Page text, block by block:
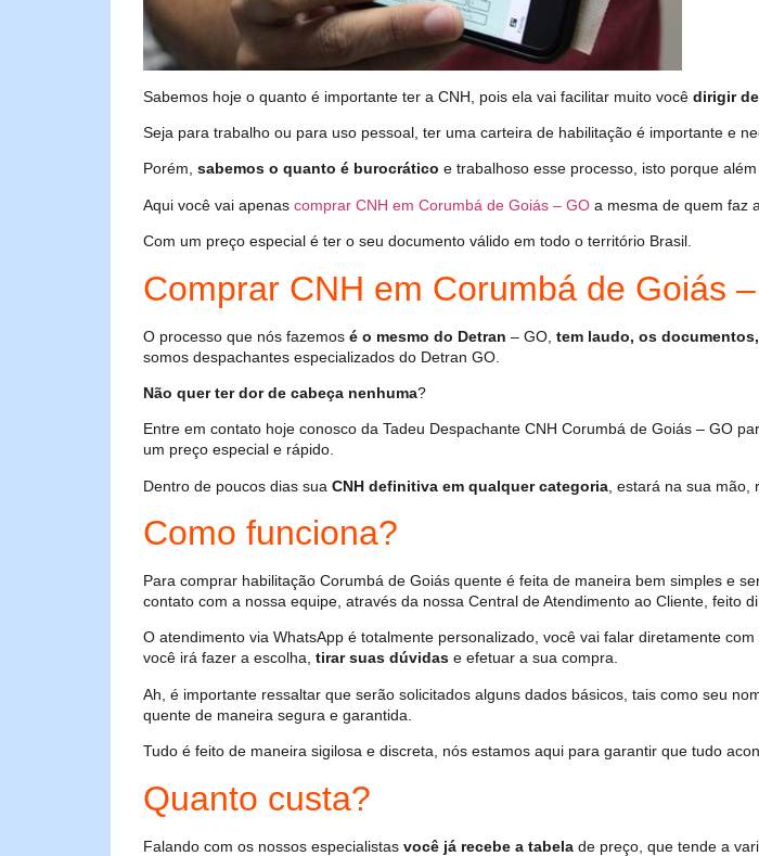
Sabemos hoje o quanto é importante ter a CNH, pois ela vai facilitar muito você dirigir
Seja para trabalho ou para uso pessoal, ter uma carteira de habilitação é importante e
Porém, sabemos o quanto é burocrático e trabalhoso esse processo, isto porque
Aqui você vai apenas comprar CNH em Corumbá de Goiás – GO a mesma de quem faz
Com um preço especial é ter o seu documento válido em todo o território Brasil.
Comprar CNH em Corumbá de Goiás
O processo que nós fazemos é o mesmo do Detran – GO, tem laudo, os
somos despachantes especializados do Detran GO.
Não quer ter dor de cabeça nenhuma?
Entre em contato hoje conosco da Tadeu Despachante CNH Corumbá de Goiás – GO
um preço especial e rápido.
Dentro de poucos dias sua CNH definitiva em qualquer categoria , estará na sua
Como funciona?
Para comprar habilitação Corumbá de Goiás quente é feita de maneira bem simples e
contato com a nossa equipe, através da nossa Central de Atendimento ao Cliente, feito
O atendimento via WhatsApp é totalmente personalizado, você vai falar diretamente
você irá fazer a escolha, tirar suas dúvidas e efetuar a sua compra.
Ah, é importante ressaltar que serão solicitados alguns dados básicos, tais como seu
quente de maneira segura e garantida.
Tudo é feito de maneira sigilosa e discreta, nós estamos aqui para garantir que tudo
Quanto custa?
Falando com os nossos especialistas você já recebe a tabela de preço, que tende a